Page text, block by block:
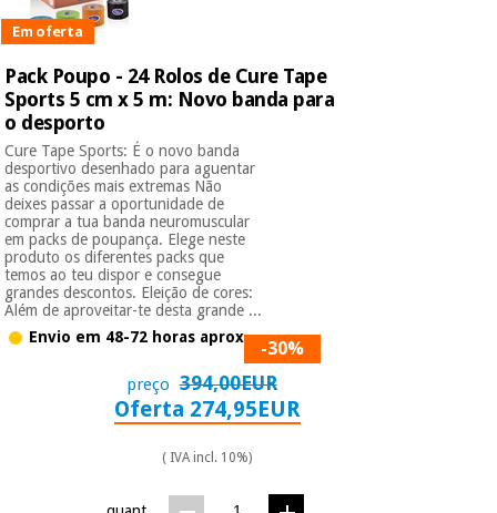
Em oferta
Pack Poupo - 24 Rolos de Cure Tape
Sports 5 cm x 5 m: Novo banda para
o desporto
Cure Tape Sports: É o novo banda
desportivo desenhado para aguentar
as condições mais extremas Não
deixes passar a oportunidade de
comprar a tua banda neuromuscular
em packs de poupança. Elege neste
produto os diferentes packs que
temos ao teu dispor e consegue
grandes descontos. Eleição de cores:
Além de aproveitar-te desta grande ...
Envio em 48-72 horas aprox.
-30%
preço 394,00EUR
Oferta 274,95EUR
( IVA incl. 10%)